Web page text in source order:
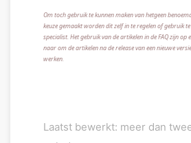
Om toch gebruik te kunnen maken van hetgeen
keuze gemaakt worden dit zelf in te regelen of gebruik
specialist. Het gebruik van de artikelen in de FAQ zijn op
naar om de artikelen na de release van een nieuwe
werken.
Laatst bewerkt: meer dan